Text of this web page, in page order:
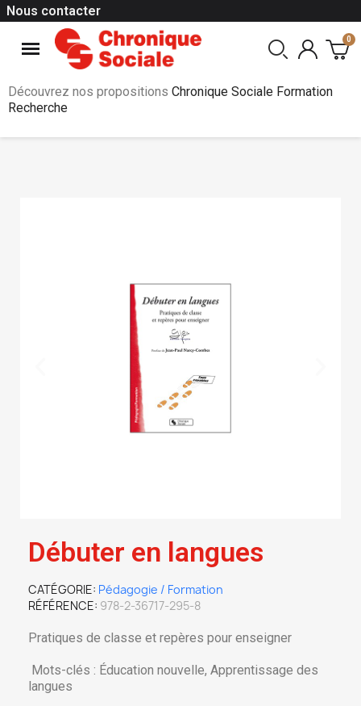
Nous contacter
Découvrez nos propositions Chronique Sociale Formation
Recherche
Débuter en langues
CATÉGORIE Pédagogie / Formation
RÉFÉRENCE 978-2-36717-295-8
Pratiques de classe et repères pour enseigner
Mots-clés : Éducation nouvelle, Apprentissage des
langues